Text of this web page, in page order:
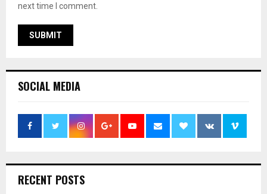
next time I comment.
SOCIAL MEDIA
RECENT POSTS